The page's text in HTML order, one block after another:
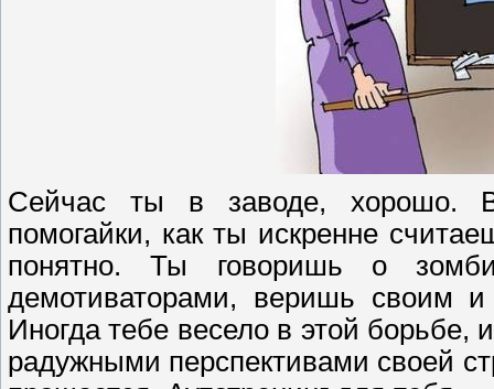
Сейчас ты в заводе, хорошо.
помогайки, как ты искренне
понятно. Ты говоришь о
демотиваторами, веришь своим
Иногда тебе весело в этой борьбе,
радужными перспективами своей